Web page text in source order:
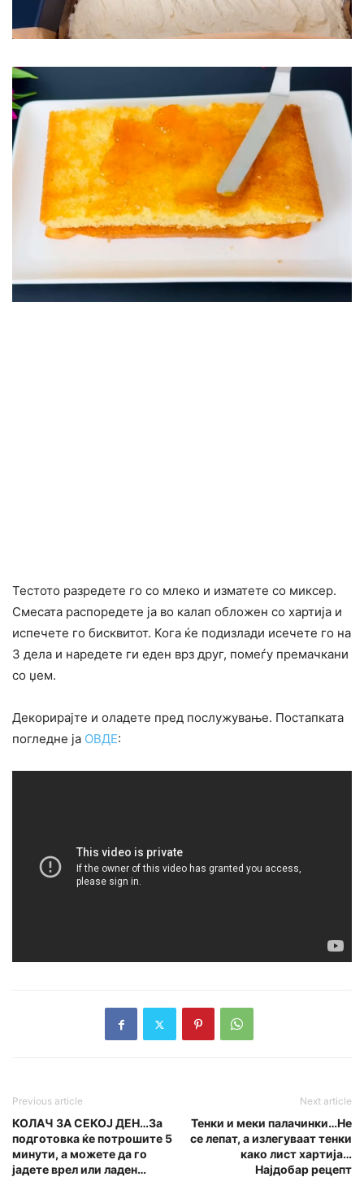
Тестото разредете го со млеко и изматете со миксер.
Смесата распоредете ја во калап обложен со хартија и
испечете го бисквитот. Кога ќе подизлади исечете го на
3 дела и наредете ги еден врз друг, помеѓу премачкани
со џем.
Декорирајте и оладете пред послужување. Постапката
погледне ја ОВДЕ:
Previous article
КОЛАЧ ЗА СЕКОЈ ДЕН…За
подготовка ќе потрошите 5
минути, а можете да го
јадете врел или ладен…
Next article
Тенки и меки палачинки…Не
се лепат, а излегуваат тенки
како лист хартија…
Најдобар рецепт